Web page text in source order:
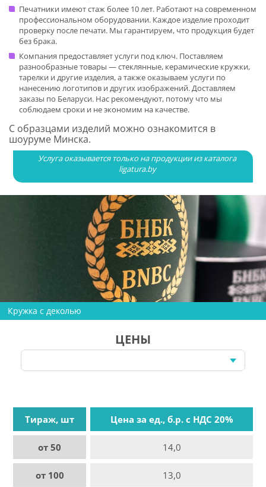
Печатники имеют стаж более 10 лет. Работают на современном
профессиональном оборудовании. Каждое изделие проходит
проверку после печати. Мы гарантируем, что продукция будет
без брака.
Компания предоставляет услуги под ключ. Поставляем
разнообразные товары — стеклянные, керамические кружки,
тарелки и другие изделия, а также оказываем услуги по
нанесению логотипов и других изображений. Доставляем
заказы по Беларуси. Нас рекомендуют, потому что мы
соблюдаем сроки и не экономим на качестве.
С образцами изделий можно ознакомится в
шоуруме Минска.
Услуга оказывается только на продукции из каталога
ligatura.by
Кружка с деколью
ЦЕНЫ
Тираж, шт Цена за ед., б.р. с НДС 20%
от 50 14,0
от 100 13,0